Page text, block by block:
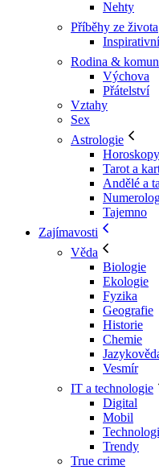
Nehty
Příběhy ze života
Rodina &
Výchova
Přátelství
Vztahy
Sex
Astrologie
Horoskopy
Tarot a
Andělé a
Tajemno
Zajímavosti
Věda
Biologie
Ekologie
Fyzika
Geografie
Historie
Chemie
Vesmír
IT a technologie
Digital
Mobil
Trendy
True crime